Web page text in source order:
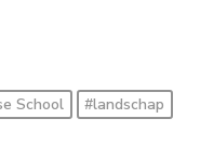
School
#landschap